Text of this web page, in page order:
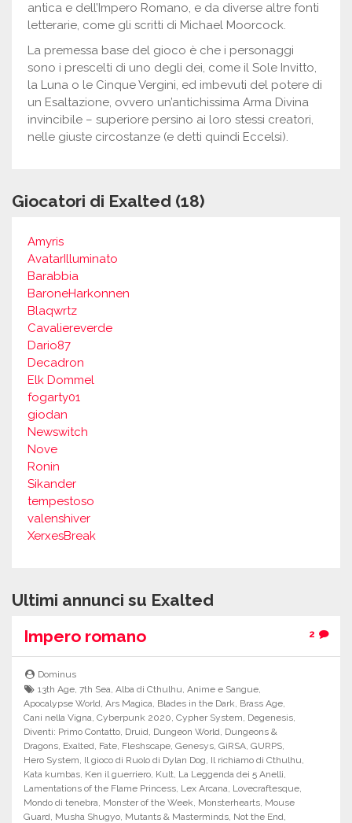
antica e dell’Impero Romano, e da diverse altre fonti
letterarie, come gli scritti di Michael Moorcock.
La premessa base del gioco è che i personaggi
sono i prescelti di uno degli dei, come il Sole Invitto,
la Luna o le Cinque Vergini, ed imbevuti del potere di
un Esaltazione, ovvero un’antichissima Arma Divina
invincibile – superiore persino ai loro stessi creatori,
nelle giuste circostanze (e detti quindi Eccelsi).
Giocatori di Exalted (18)
Amyris
AvatarIlluminato
Barabbia
BaroneHarkonnen
Blaqwrtz
Cavaliereverde
Dario87
Decadron
Elk Dommel
fogarty01
giodan
Newswitch
Nove
Ronin
Sikander
tempestoso
valenshiver
XerxesBreak
Ultimi annunci su Exalted
Impero romano
2
Dominus
13th Age,7th Sea,Alba di Cthulhu,Anime e Sangue,
Apocalypse World, Ars Magica, Blades in the Dark, Brass Age,
Cani nella Vigna, Cyberpunk 2020, Cypher System, Degenesis,
Diventi: Primo Contatto, Druid, Dungeon World, Dungeons &
Dragons, Exalted, Fate, Fleshscape, Genesys, GiRSA, GURPS,
Hero System, Il gioco di Ruolo di Dylan Dog, Il richiamo di Cthulhu,
Kata kumbas, Ken il guerriero, Kult, La Leggenda dei 5 Anelli,
Lamentations of the Flame Princess, Lex Arcana, Lovecraftesque,
Mondo di tenebra, Monster of the Week, Monsterhearts, Mouse
Guard, Musha Shugyo, Mutants & Masterminds, Not the End,